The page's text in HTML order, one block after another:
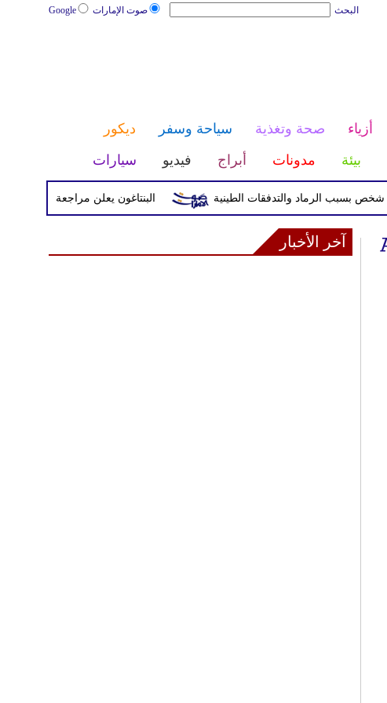
صوت الإمارات Google البحث
أزياء صحة وتغذية سياحة وسفر
ديكور
بيئة مدونات أبراج فيديو سيارات
البنتاغون يعلن مراجعة التواجد العسكري
آخر الأخبار